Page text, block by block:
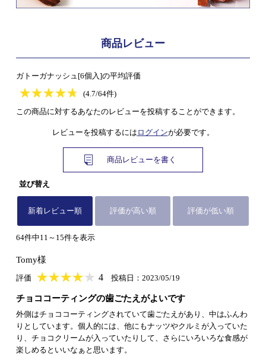
商品レビュー
ガトーガナッシュ[6個入]の平均評価
★★★★★
★★★★★
(4.7/64件)
この商品に対するあなたのレビューを投稿することができます。
レビューを投稿するには ログインが必要です。
商品レビューを書く
並び替え
新着レビュー順 評価が高い順 評価が低い順
64件中11～15件を表示
Tomy様
評価 ★★★★★
★★★★★ 4 投稿日：2023/05/19
チョココーティングの歯ごたえがよいです
外側はチョココーティングされていて歯ごたえがあり、中はふんわ
りとしています。個人的には、他にもナッツやクルミが入っていた
り、チョコクリームが入っていたりして、さらにいろいろな食感が
楽しめるといいなぁと思います。